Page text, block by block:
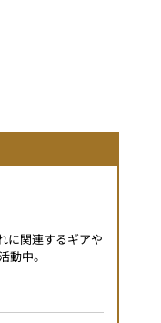
に関連するギアや
中。